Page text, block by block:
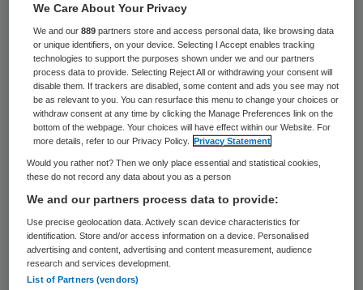
Hoenderloo Groep naar de Gelderse
gemeente niet betalen. Als er acht jongeren
naar een tehuis in Oosterbeek komen, kost
dat de gemeente al bijna 1,5 miljoen euro
per jaar extra. Renkum wil van
verantwoordelijk minister Hugo de Jonge
(Volksgezondheid) weten hoe hij dat
gemeentebestuur in een brief aan de
bewindsman.
We Care About Your Privacy
We and our889 partners store and access personal data, like browsing data
or unique identifiers, on your device. Selecting I Accept enables tracking
technologies to support the purposes shown under we and our partners
process data to provide. Selecting Reject All or withdrawing your consent will
disable them. If trackers are disabled, some content and ads you see may not
be as relevant to you. You can resurface this menu to change your choices or
withdraw consent at any time by clicking the Manage Preferences link on the
bottom of the webpage. Your choices will have effect within our Website. For
more details, refer to our Privacy Policy.
Privacy Statement
Would you rather not? Then we only place essential and statistical cookies,
these do not record any data about you as a person
We and our partners process data to provide:
Use precise geolocation data. Actively scan device characteristics for
identification. Store and/or access information on a device. Personalised
advertising and content, advertising and content measurement, audience
research and services development.
List of Partners (vendors)